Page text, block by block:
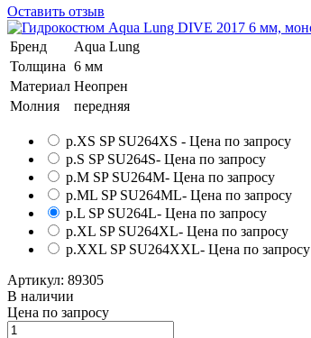
Оставить отзыв
Бренд
Aqua Lung
Толщина 6 мм
Материал Неопрен
Молния
передняя
р.XS SP SU264XS - Цена по запросу
р.S SP SU264S- Цена по запросу
р.M SP SU264M- Цена по запросу
р.ML SP SU264ML- Цена по запросу
р.L SP SU264L- Цена по запросу
р.XL SP SU264XL- Цена по запросу
р.XXL SP SU264XXL- Цена по запросу
Артикул: 89305
В наличии
Цена по запросу